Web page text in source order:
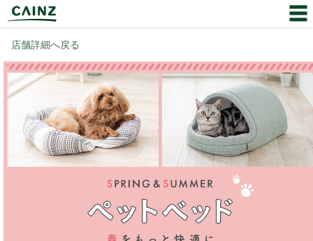
店舗詳細へ戻る